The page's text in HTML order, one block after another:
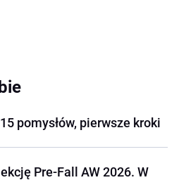
pomysłów, pierwsze kroki
Pre-Fall AW 2026. W